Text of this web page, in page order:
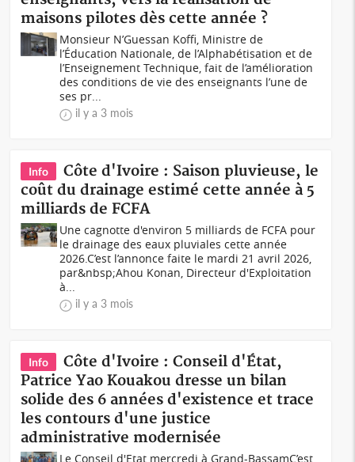
maisons pilotes dès cette année ?
Monsieur N’Guessan Koffi, Ministre de
l’Éducation Nationale, de l’Alphabétisation et de
l’Enseignement Technique, fait de l’amélioration
des conditions de vie des enseignants l’une de
ses pr...
il y a 3 mois
Info
Côte d'Ivoire : Saison pluvieuse, le
coût du drainage estimé cette année à 5
milliards de FCFA
Une cagnotte d'environ 5 milliards de FCFA pour
le drainage des eaux pluviales cette année
2026.C’est l’annonce faite le mardi 21 avril 2026,
par&nbsp;Ahou Konan, Directeur d'Exploitation
à...
il y a 3 mois
Info
Côte d'Ivoire : Conseil d'État,
Patrice Yao Kouakou dresse un bilan
solide des 6 années d'existence et trace
les contours d'une justice
administrative modernisée
Le Conseil d'Etat mercredi à Grand-BassamC’est